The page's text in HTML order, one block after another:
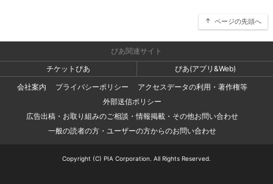
ページの先頭へ
ぴあ関連サイト
チケットぴあ
ぴあ(アプリ&Web)
会社案内
プライバシーポリシー
アクセスデータの利用・著作権等
外部送信ポリシー
広告出稿・お取り組みのご相談・情報掲載・その他お問い合わせ
一般の読者の方・ユーザーの方からのお問い合わせ
Copyright (C) PIA Corporation. All Rights Reserved.